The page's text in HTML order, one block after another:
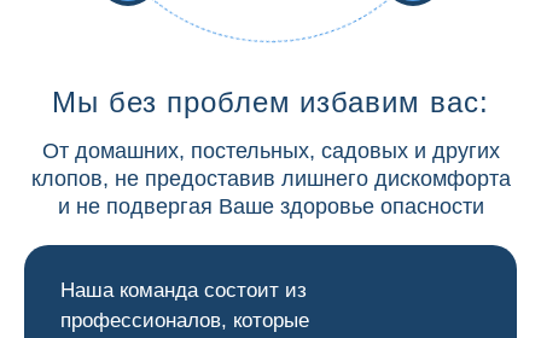
Мы без проблем избавим вас:
От домашних, постельных, садовых и других
клопов, не предоставив лишнего дискомфорта
и не подвергая Ваше здоровье опасности
Наша команда состоит из
профессионалов, которые